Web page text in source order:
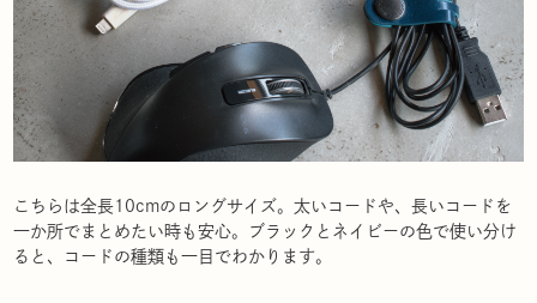
こちらは全長10cmのロングサイズ。太いコードや、長いコードを
一か所でまとめたい時も安心。ブラックとネイビーの色で使い分け
ると、コードの種類も一目でわかります。